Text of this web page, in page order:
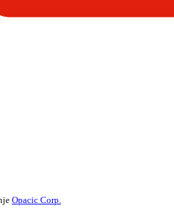
Opacic Corp.